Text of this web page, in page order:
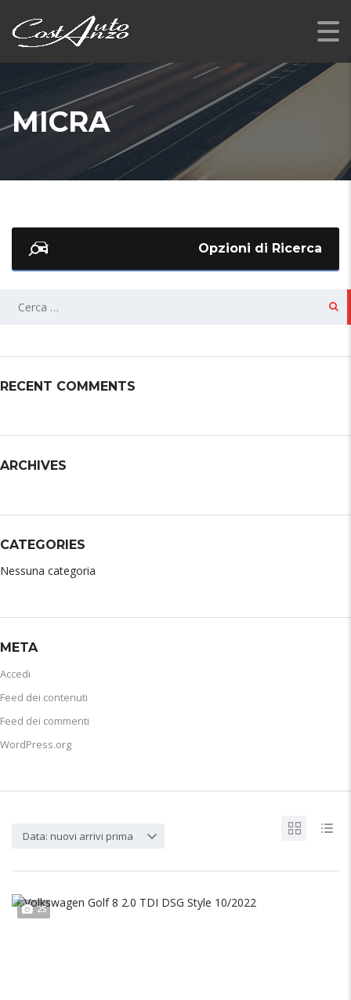
MICRA
Opzioni di Ricerca
RECENT COMMENTS
ARCHIVES
CATEGORIES
Nessuna categoria
META
Accedi
Feed dei contenuti
Feed dei commenti
WordPress.org
Data: nuovi arrivi prima
25